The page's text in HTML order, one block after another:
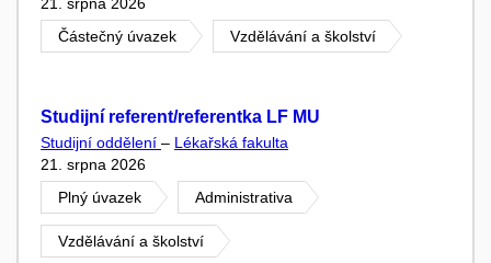
Částečný úvazek
Vzdělávání a školství
Studijní referent/referentka LF MU
Studijní oddělení – Lékařská fakulta
21. srpna 2026
Plný úvazek
Administrativa
Vzdělávání a školství